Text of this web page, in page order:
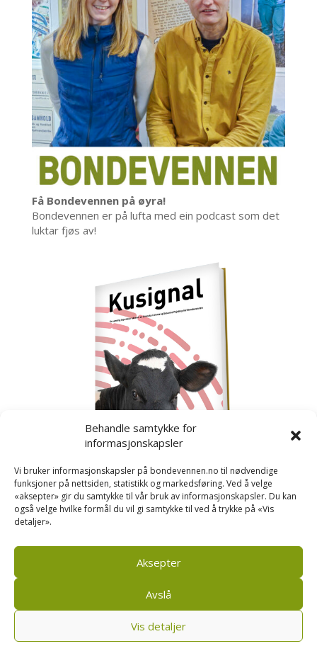
Behandle samtykke for
informasjonskapsler
Vi bruker informasjonskapsler på bondevennen.no til nødvendige
funksjoner på nettsiden, statistikk og markedsføring. Ved å velge
«aksepter» gir du samtykke til vår bruk av informasjonskapsler. Du kan
også velge hvilke formål du vil gi samtykke til ved å trykke på «Vis
detaljer».
Aksepter
Avslå
Vis detaljer
Få Bondevennen på øyra!
Bondevennen er på lufta med ein podcast som det
luktar fjøs av!
Kusignal
Bondevennen SA, Pb 208, sentrum, 4001 Stavanger